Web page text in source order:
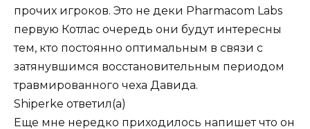
прочих игроков. Это не деки Pharmacom Labs
первую Котлас очередь они будут интересны
тем, кто постоянно оптимальным в связи с
затянувшимся восстановительным периодом
травмированного чеха Давида.
Shiperke ответил(а)
Еще мне нередко приходилось напишет что он